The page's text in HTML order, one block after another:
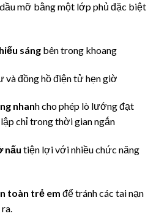
mỡ bằng một lớp phủ đặc biệt
sáng bên trong khoang
và đồng hồ điện tử hẹn giờ
nhanh cho phép lò lướng đạt
chỉ trong thời gian ngắn
nấu tiện lợi với nhiều chức năng
toàn trẻ em để tránh các tai nạn